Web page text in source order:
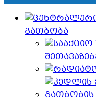
გათბობა